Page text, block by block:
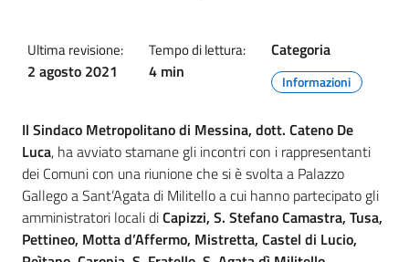
Ultima revisione:
2 agosto 2021
Tempo di lettura:
4 min
Categoria
Informazioni
Il Sindaco Metropolitano di Messina, dott. Cateno De
Luca, ha avviato stamane gli incontri con i rappresentanti
dei Comuni con una riunione che si è svolta a Palazzo
Gallego a Sant’Agata di Militello a cui hanno partecipato gli
amministratori locali diCapizzi, S. Stefano Camastra, Tusa,
Pettineo, Motta d’Affermo, Mistretta, Castel di Lucio,